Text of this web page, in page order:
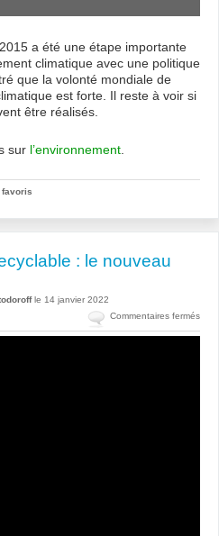
a été une étape importante
climatique avec une politique
que la volonté mondiale de
est forte. Il reste à voir si
être réalisés.
sur l’environnement
favoris
: le nouveau
le 14 janvier 2022
Commentaires ferméssur